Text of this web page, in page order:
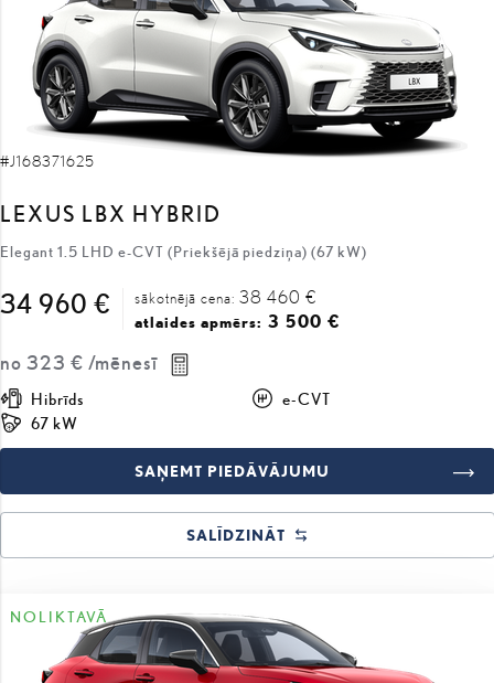
#J168371625
LEXUS LBX HYBRID
Elegant 1.5 LHD e-CVT (Priekšējā piedziņa) (67 kW)
34 960 € sākotnējā cena: 38 460 €
atlaides apmērs: 3 500 €
no 323 € /mēnesī
Hibrīds
e-CVT
67 kW
SAŅEMT PIEDĀVĀJUMU
SALĪDZINĀT
NOLIKTAVĀ